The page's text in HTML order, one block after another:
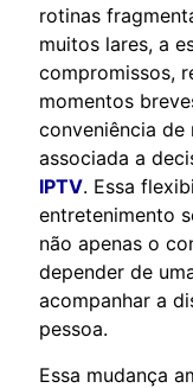
rotinas
muitos lares, a
compromissos,
momentos
conveniência
associada a
IPTV. Essa
entretenimento
não apenas o
depender de
acompanhar a
pessoa.
Essa mudança